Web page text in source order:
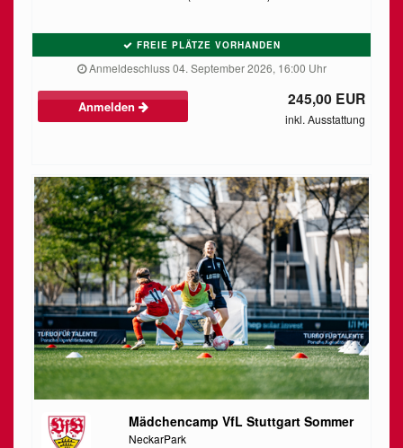
FREIE PLÄTZE VORHANDEN
Anmeldeschluss 04. September 2026, 16:00 Uhr
Anmelden 245,00 EUR
inkl. Ausstattung
Mädchencamp VfL Stuttgart Sommer
NeckarPark